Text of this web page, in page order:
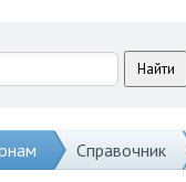
Справочник